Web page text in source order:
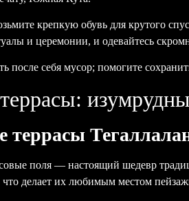
крепкую обувь для крутого
и церемонии, и одевайтесь
после себя мусор; помогите
террасы
поля — настоящий шедевр
делает их любимым местом